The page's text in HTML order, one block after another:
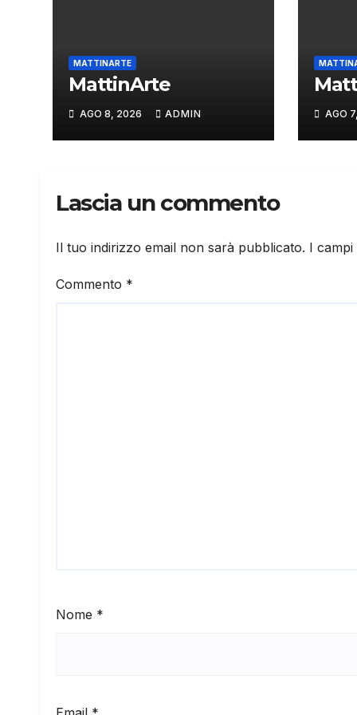
MATTINARTE
MattinArte
AGO 8, 2026 ADMIN AGO
Lascia un commento
Il tuo indirizzo email non sarà pubblicato. I
Commento *
Nome *